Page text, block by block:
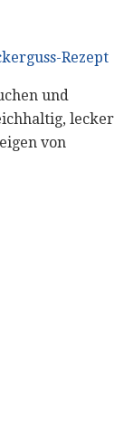
Rezept
und
lecker
von